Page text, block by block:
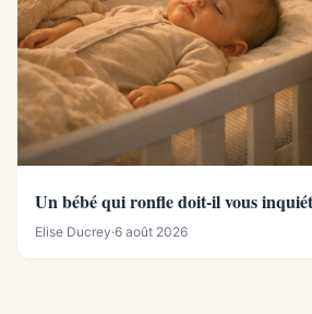
Un bébé qui ronfle doit-il vous
Elise Ducrey·6 août 2026